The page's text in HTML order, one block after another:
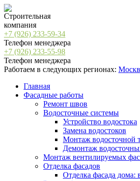
Строительная
компания
+7 (926) 233-59-34
Телефон менеджера
+7 (926) 233-55-98
Телефон менеджера
Работаем в следующих регионах:
Главная
Фасадные работы
Ремонт швов
Водосточные системы
Устройство водостока
Замена водостоков
Монтаж водосточной
Демонтаж
Монтаж вентилируемых
Отделка фасадов
Отделка фасада